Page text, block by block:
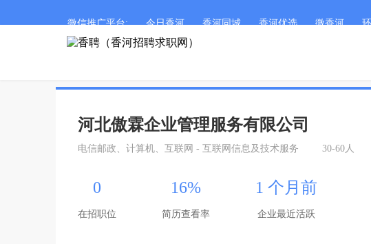
微信推广平台: 今日香河 香河同城 香河优选 微香河
河北傲霖企业管理服务有限公司
电信邮政、计算机、互联网 - 互联网信息及技术服务 30-60人
0
在招职位
16%
简历查看率
1 个月前
企业最近活跃